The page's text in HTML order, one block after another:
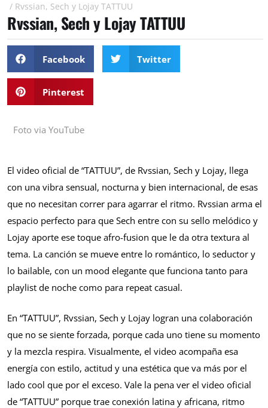
/ Rvssian, Sech y Lojay TATTUU
Rvssian, Sech y Lojay TATTUU
Facebook Twitter
Pinterest
Foto via YouTube
El video oficial de “TATTUU”, de Rvssian, Sech y Lojay, llega
con una vibra sensual, nocturna y bien internacional, de esas
que no necesitan correr para agarrar el ritmo. Rvssian arma el
espacio perfecto para que Sech entre con su sello melódico y
Lojay aporte ese toque afro-fusion que le da otra textura al
tema. La canción se mueve entre lo romántico, lo seductor y
lo bailable, con un mood elegante que funciona tanto para
playlist de noche como para repeat casual.
En “TATTUU”, Rvssian, Sech y Lojay logran una colaboración
que no se siente forzada, porque cada uno tiene su momento
y la mezcla respira. Visualmente, el video acompaña esa
energía con estilo, actitud y una estética que va más por el
lado cool que por el exceso. Vale la pena ver el video oficial
de “TATTUU” porque trae conexión latina y africana, ritmo